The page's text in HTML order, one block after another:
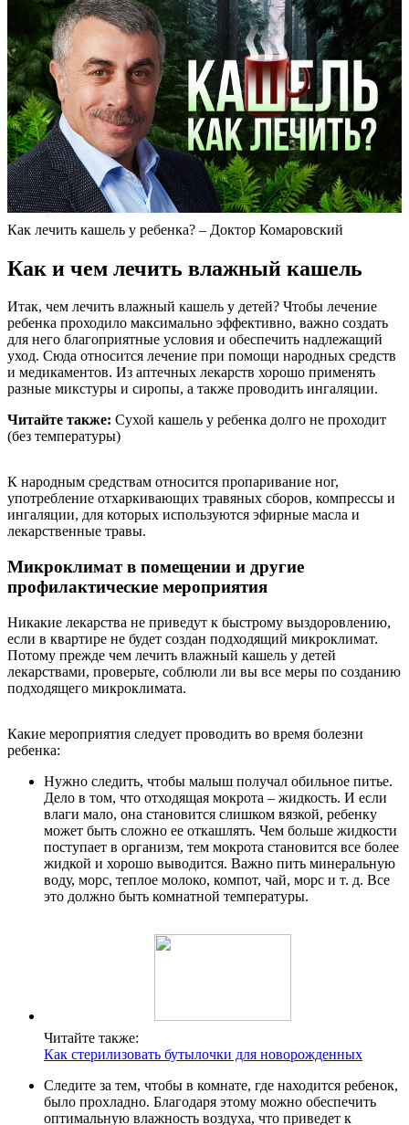
Как лечить кашель у ребенка? – Доктор Комаровский
Как и чем лечить влажный кашель
Итак, чем лечить влажный кашель у детей? Чтобы лечение
ребенка проходило максимально эффективно, важно создать
для него благоприятные условия и обеспечить надлежащий
уход. Сюда относится лечение при помощи народных средств
и медикаментов. Из аптечных лекарств хорошо применять
разные микстуры и сиропы, а также проводить ингаляции.
Читайте также: Сухой кашель у ребенка долго не проходит
(без температуры)
К народным средствам относится пропаривание ног,
употребление отхаркивающих травяных сборов, компрессы и
ингаляции, для которых используются эфирные масла и
лекарственные травы.
Микроклимат в помещении и другие
профилактические мероприятия
Никакие лекарства не приведут к быстрому выздоровлению,
если в квартире не будет создан подходящий микроклимат.
Потому прежде чем лечить влажный кашель у детей
лекарствами, проверьте, соблюли ли вы все меры по созданию
подходящего микроклимата.
Какие мероприятия следует проводить во время болезни
ребенка:
Нужно следить, чтобы малыш получал обильное питье.
Дело в том, что отходящая мокрота – жидкость. И если
влаги мало, она становится слишком вязкой, ребенку
может быть сложно ее откашлять. Чем больше жидкости
поступает в организм, тем мокрота становится все более
жидкой и хорошо выводится. Важно пить минеральную
воду, морс, теплое молоко, компот, чай, морс и т. д. Все
это должно быть комнатной температуры.
Читайте также:
Как стерилизовать бутылочки для новорожденных
Следите за тем, чтобы в комнате, где находится ребенок,
было прохладно. Благодаря этому можно обеспечить
оптимальную влажность воздуха, что приведет к